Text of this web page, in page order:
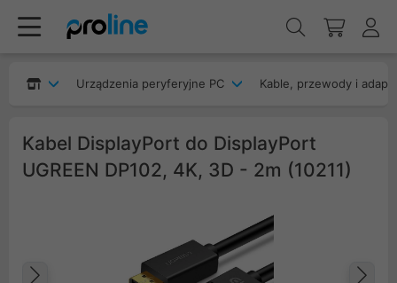
Urządzenia peryferyjne PC Kable, przewody i
Kabel DisplayPort do DisplayPort
UGREEN DP102, 4K, 3D - 2m (10211)